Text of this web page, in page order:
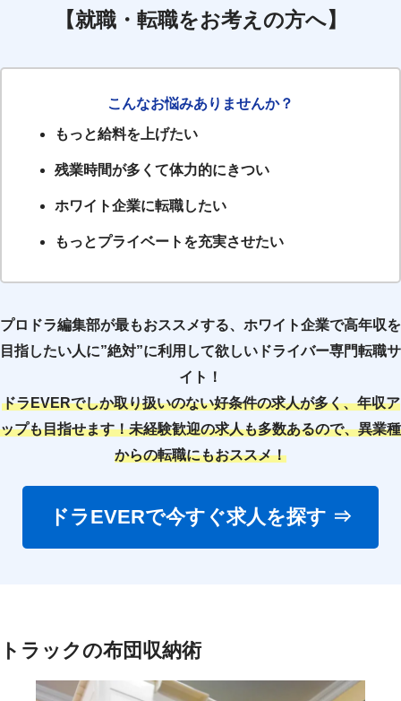
【就職・転職をお考えの方へ】
こんなお悩みありませんか？
もっと給料を上げたい
残業時間が多くて体力的にきつい
ホワイト企業に転職したい
もっとプライベートを充実させたい
プロドラ編集部が最もおススメする、ホワイト企業で高年収を
目指したい人に”絶対”に利用して欲しいドライバー専門転職サ
イト！
ドラEVERでしか取り扱いのない好条件の求人が多く、年収ア
ップも目指せます！未経験歓迎の求人も多数あるので、異業種
からの転職にもおススメ！
ドラEVERで今すぐ求人を探す ⇒
トラックの布団収納術